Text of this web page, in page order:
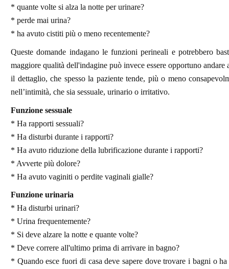
* quante volte si alza la notte per urinare?
* perde mai urina?
* ha avuto cistiti più o meno recentemente?
Queste domande indagano le funzioni perineali e potrebbero
maggiore qualità dell'indagine può invece essere opportuno andare
il dettaglio, che spesso la paziente tende, più o meno
nell’intimità, che sia sessuale, urinario o irritativo.
Funzione sessuale
* Ha rapporti sessuali?
* Ha disturbi durante i rapporti?
* Ha avuto riduzione della lubrificazione durante i rapporti?
* Avverte più dolore?
* Ha avuto vaginiti o perdite vaginali gialle?
Funzione urinaria
* Ha disturbi urinari?
* Urina frequentemente?
* Si deve alzare la notte e quante volte?
* Deve correre all'ultimo prima di arrivare in bagno?
* Quando esce fuori di casa deve sapere dove trovare i bagni o